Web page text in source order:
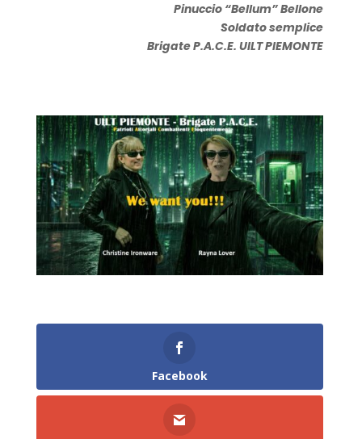
Pinuccio “Bellum” Bellone
Soldato semplice
Brigate P.A.C.E. UILT PIEMONTE
Facebook